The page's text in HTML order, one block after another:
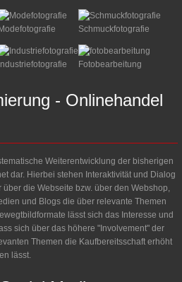
Modefotografie Schmuckfotografie
Industriefotografie Fotobearbeitung
- Onlinehandel
Weiterentwicklung der bisherigen
dar. Hierbei stehen Interaktivität und Dialog
die Webseite bzw. über den Webshop,
und Blogs die über relevante Themen
lässt sich das Interesse und
sich über das höhere "Involvement" der
Themen die Kaufbereitsschaft erhöht
lässt.